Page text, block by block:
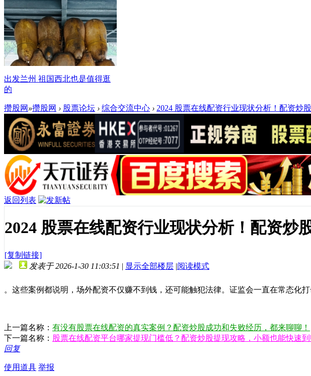
出发兰州 祖国西北也是值得逛
的
攒股网 »攒股网 › 股票论坛 › 综合交流中心 › 2024 股票在线配资行业现状分析！配资炒
返回列表
2024 股票在线配资行业现状分析！配资炒
[复制链接]
发表于 2026-1-30 11:03:51 | 显示全部楼层 |阅读模式
。这些案例都说明，场外配资不仅赚不到钱，还可能触犯法律。证监会一直在常态化
上一篇名称： 有没有股票在线配资的真实案例？配资炒股成功和失败经历，都来聊聊！
下一篇名称： 股票在线配资平台哪家提现门槛低？配资炒股提现攻略，小额也能快速到
回复
使用道具 举报